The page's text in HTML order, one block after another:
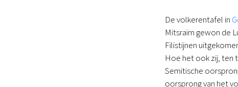
De volkerentafel in
Mitsraïm gewon de
Filistijnen
Hoe het ook zij, ten
Semitische
oorsprong van het